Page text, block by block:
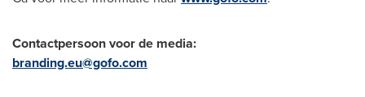
Contactpersoon voor de media:
branding.eu@gofo.com